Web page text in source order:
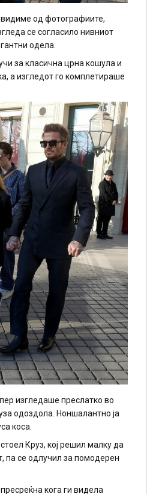
од фотографиите,
се согласило нивниот
одела.
за класична црна кошула и
а изгледот го комплетираше
изгледаше преслатко во
одоздола. Ноншалантно ја
коса.
Круз, кој решил малку да
па се одлучил за помодерен
кога ги видела